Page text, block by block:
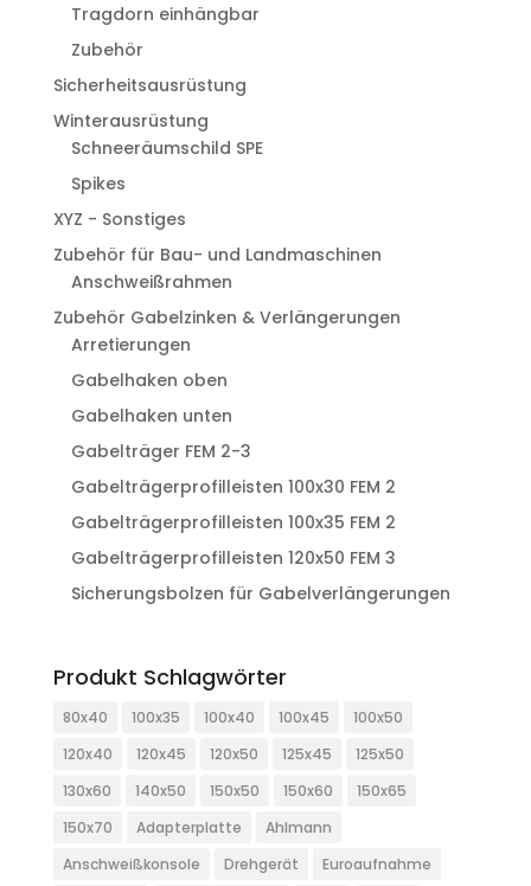
Tragdorn einhängbar
Zubehör
Sicherheitsausrüstung
Winterausrüstung
Schneeräumschild SPE
Spikes
XYZ - Sonstiges
Zubehör für Bau- und Landmaschinen
Anschweißrahmen
Zubehör Gabelzinken & Verlängerungen
Arretierungen
Gabelhaken oben
Gabelhaken unten
Gabelträger FEM 2-3
Gabelträgerprofilleisten 100x30 FEM 2
Gabelträgerprofilleisten 100x35 FEM 2
Gabelträgerprofilleisten 120x50 FEM 3
Sicherungsbolzen für Gabelverlängerungen
Produkt Schlagwörter
80x40 100x35 100x40 100x45
100x50
120x40
120x45 120x50 125x45
125x50
130x60
140x50 150x50 150x60
150x65
150x70
Adapterplatte
Ahlmann
Anschweißkonsole
Drehgerät
Euroaufnahme